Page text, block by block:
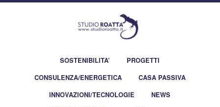
SOSTENIBILITA’
PROGETTI
CONSULENZA/ENERGETICA
CASA PASSIVA
INNOVAZIONI/TECNOLOGIE
NEWS